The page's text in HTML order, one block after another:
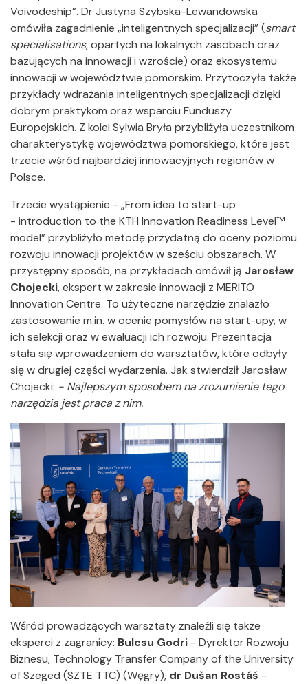
Voivodeship”. Dr Justyna Szybska-Lewandowska
omówiła zagadnienie „inteligentnych specjalizacji” (smart
specialisations, opartych na lokalnych zasobach oraz
bazujących na innowacji i wzroście) oraz ekosystemu
innowacji w województwie pomorskim. Przytoczyła także
przykłady wdrażania inteligentnych specjalizacji dzięki
dobrym praktykom oraz wsparciu Funduszy
Europejskich. Z kolei Sylwia Bryła przybliżyła uczestnikom
charakterystykę województwa pomorskiego, które jest
trzecie wśród najbardziej innowacyjnych regionów w
Polsce.
Trzecie wystąpienie - „From idea to start-up
- introduction to the KTH Innovation Readiness Level™
model” przybliżyło metodę przydatną do oceny poziomu
rozwoju innowacji projektów w sześciu obszarach. W
przystępny sposób, na przykładach omówił ją Jarosław
Chojecki, ekspert w zakresie innowacji z MERITO
Innovation Centre. To użyteczne narzędzie znalazło
zastosowanie m.in. w ocenie pomysłów na start-upy, w
ich selekcji oraz w ewaluacji ich rozwoju. Prezentacja
stała się wprowadzeniem do warsztatów, które odbyły
się w drugiej części wydarzenia. Jak stwierdził Jarosław
Chojecki: - Najlepszym sposobem na zrozumienie tego
narzędzia jest praca z nim.
Wśród prowadzących warsztaty znaleźli się także
eksperci z zagranicy: Bulcsu Godri - Dyrektor Rozwoju
Biznesu, Technology Transfer Company of the University
of Szeged (SZTE TTC) (Węgry), dr Dušan Rostáš -